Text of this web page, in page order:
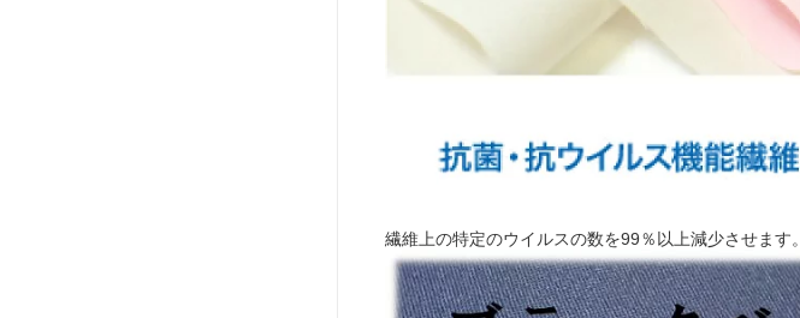
繊維上の特定のウイルスの数を99％以上減少させます。